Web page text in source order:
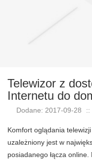
Telewizor z
Internetu do
Dodane: 2017-09-28 ::
Komfort oglądania
uzależniony jest w
posiadanego łącza